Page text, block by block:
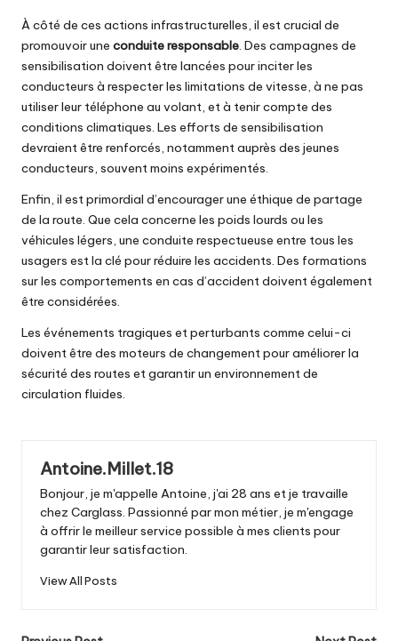
À côté de ces actions infrastructurelles, il est crucial de
promouvoir une conduite responsable. Des campagnes de
sensibilisation doivent être lancées pour inciter les
conducteurs à respecter les limitations de vitesse, à ne pas
utiliser leur téléphone au volant, et à tenir compte des
conditions climatiques. Les efforts de sensibilisation
devraient être renforcés, notamment auprès des jeunes
conducteurs, souvent moins expérimentés.
Enfin, il est primordial d’encourager une éthique de partage
de la route. Que cela concerne les poids lourds ou les
véhicules légers, une conduite respectueuse entre tous les
usagers est la clé pour réduire les accidents. Des formations
sur les comportements en cas d’accident doivent également
être considérées.
Les événements tragiques et perturbants comme celui-ci
doivent être des moteurs de changement pour améliorer la
sécurité des routes et garantir un environnement de
circulation fluides.
Antoine.Millet.18
Bonjour, je m'appelle Antoine, j'ai 28 ans et je travaille
chez Carglass. Passionné par mon métier, je m'engage
à offrir le meilleur service possible à mes clients pour
garantir leur satisfaction.
View All Posts